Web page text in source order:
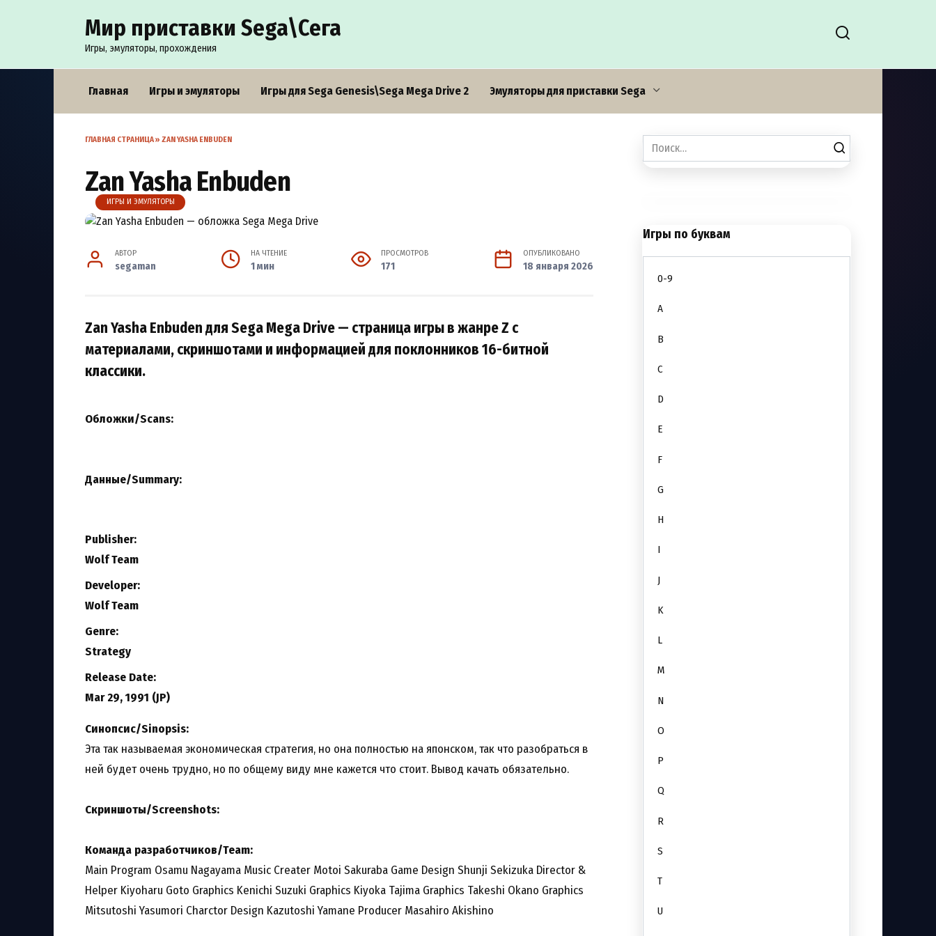
Мир приставки Sega\Сега
Игры, эмуляторы, прохождения
Главная Игры и эмуляторы Игры для Sega Genesis\Sega Mega Drive 2 Эмуляторы для приставки Sega
ГЛАВНАЯ СТРАНИЦА» ZAN YASHA ENBUDEN
Zan Yasha Enbuden
ИГРЫ И ЭМУЛЯТОРЫ
АВТОР
segaman
НА ЧТЕНИЕ
1 мин
ПРОСМОТРОВ
171
ОПУБЛИКОВАНО
18 января 2026
Zan Yasha Enbuden для Sega Mega Drive — страница игры в жанре Z с
материалами, скриншотами и информацией для поклонников 16-битной
классики.
Обложки/Scans:
Данные/Summary:
Publisher:
Wolf Team
Developer:
Wolf Team
Genre:
Strategy
Release Date:
Mar 29, 1991 (JP)
Синопсис/Sinopsis:
Эта так называемая экономическая стратегия, но она полностью на японском, так что разобраться в
ней будет очень трудно, но по общему виду мне кажется что стоит. Вывод качать обязательно.
Скриншоты/Screenshots:
Команда разработчиков/Team:
Main Program Osamu Nagayama Music Creater Motoi Sakuraba Game Design Shunji Sekizuka Director &
Helper Kiyoharu Goto Graphics Kenichi Suzuki Graphics Kiyoka Tajima Graphics Takeshi Okano Graphics
Mitsutoshi Yasumori Charctor Design Kazutoshi Yamane Producer Masahiro Akishino
Search
for:
Игры по буквам
0-9
A
B
C
D
E
F
G
H
I
J
K
L
M
N
O
P
Q
R
S
T
U